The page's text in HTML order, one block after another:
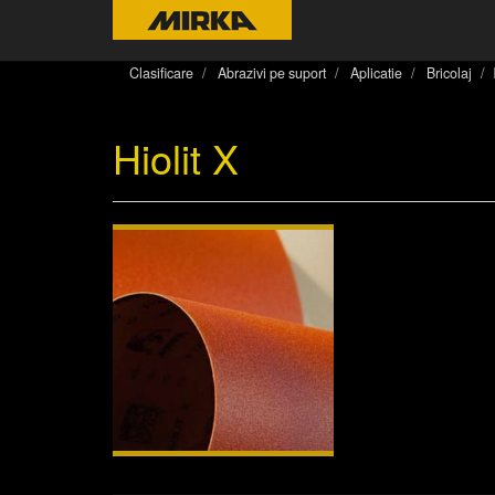
Clasificare Abrazivi pe suport Aplicatie Bricolaj
Hiolit X